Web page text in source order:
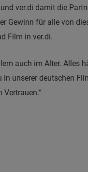
ver.di damit die
Gewinn für alle von
Film in ver.di.
auch im Alter. Alles
in unserer deutschen